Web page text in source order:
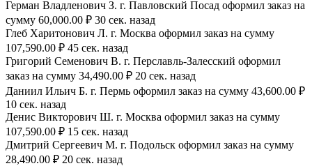
Герман Владленович З. г. Павловский Посад оформил заказ на
сумму 60,000.00 ₽ 30 сек. назад
Глеб Харитонович Л. г. Москва оформил заказ на сумму
107,590.00 ₽ 45 сек. назад
Григорий Семенович В. г. Перславль-Залесский оформил
заказ на сумму 34,490.00 ₽ 20 сек. назад
Даниил Ильич Б. г. Пермь оформил заказ на сумму 43,600.00 ₽
10 сек. назад
Денис Викторович Ш. г. Москва оформил заказ на сумму
107,590.00 ₽ 15 сек. назад
Дмитрий Сергеевич М. г. Подольск оформил заказ на сумму
28,490.00 ₽ 20 сек. назад